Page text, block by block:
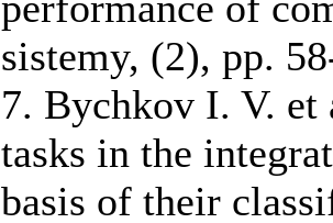
sistemy, (2), pp.
7. Bychkov I. V.
tasks in the
basis of their